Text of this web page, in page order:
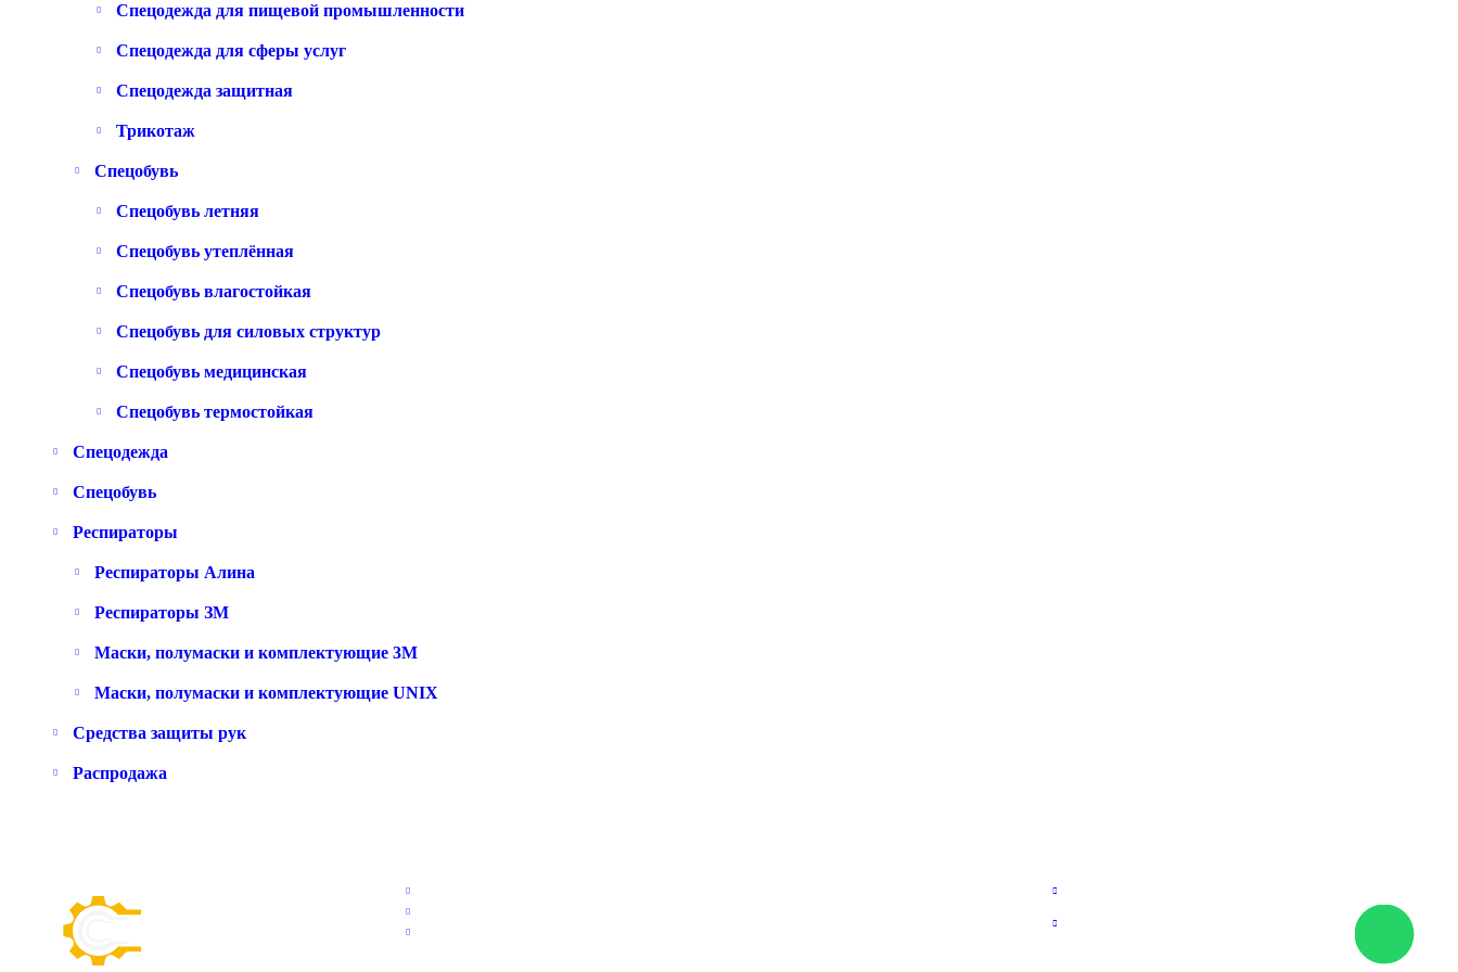
Спецодежда для пищевой промышленности
Спецодежда для сферы услуг
Спецодежда защитная
Трикотаж
Спецобувь
Спецобувь летняя
Спецобувь утеплённая
Спецобувь влагостойкая
Спецобувь для силовых структур
Спецобувь медицинская
Спецобувь термостойкая
Спецодежда
Спецобувь
Респираторы
Респираторы Алина
Респираторы ЗМ
Маски, полумаски и комплектующие 3M
Маски, полумаски и комплектующие UNIX
Средства защиты рук
Распродажа